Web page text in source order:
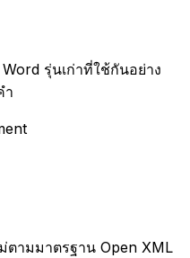
รุ่นเก่าที่ใช้กันอย่าง
ำ
ามมาตรฐาน Open XML